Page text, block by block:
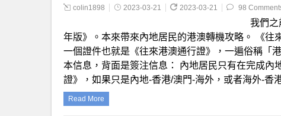
colin1898 2023-03-21 2023-03-21 98
我們之
年版》。本來帶來內地居民的港澳轉機攻略。 《往
一個證件也就是《往來港澳通行證》，一遍俗稱「
本信息，背面是簽注信息： 內地居民只有在完成內
證》，如果只是內地-香港/澳門-海外，或者海外-香
Read More